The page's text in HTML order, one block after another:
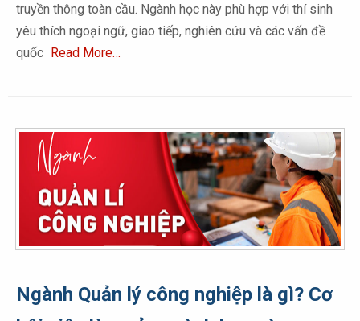
truyền thông toàn cầu. Ngành học này phù hợp với thí sinh
yêu thích ngoại ngữ, giao tiếp, nghiên cứu và các vấn đề
quốc Read More…
Ngành Quản lý công nghiệp là gì? Cơ